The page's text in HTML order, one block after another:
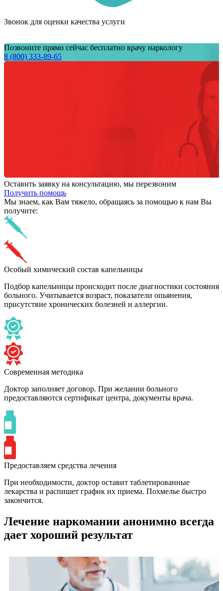
Звонок для оценки качества услуги
Позвоните прямо сейчас бесплатно врачу наркологу
8 (800) 333-89-65
Оставить заявку на консультацию, мы перезвоним
Получить помощь
Мы знаем, как Вам тяжело, обращаясь за помощью к нам Вы
получите:
Особый химический состав капельницы
Подбор капельницы происходит после диагностики состояния
больного. Учитывается возраст, показатели опьянения,
присутствие хронических болезней и аллергии.
Современная методика
Доктор заполняет договор. При желании больного
предоставляются сертификат центра, документы врача.
Предоставляем средства лечения
При необходимости, доктор оставит таблетированные
лекарства и распишет график их приема. Похмелье быстро
закончится.
Лечение наркомании анонимно всегда
дает хороший результат